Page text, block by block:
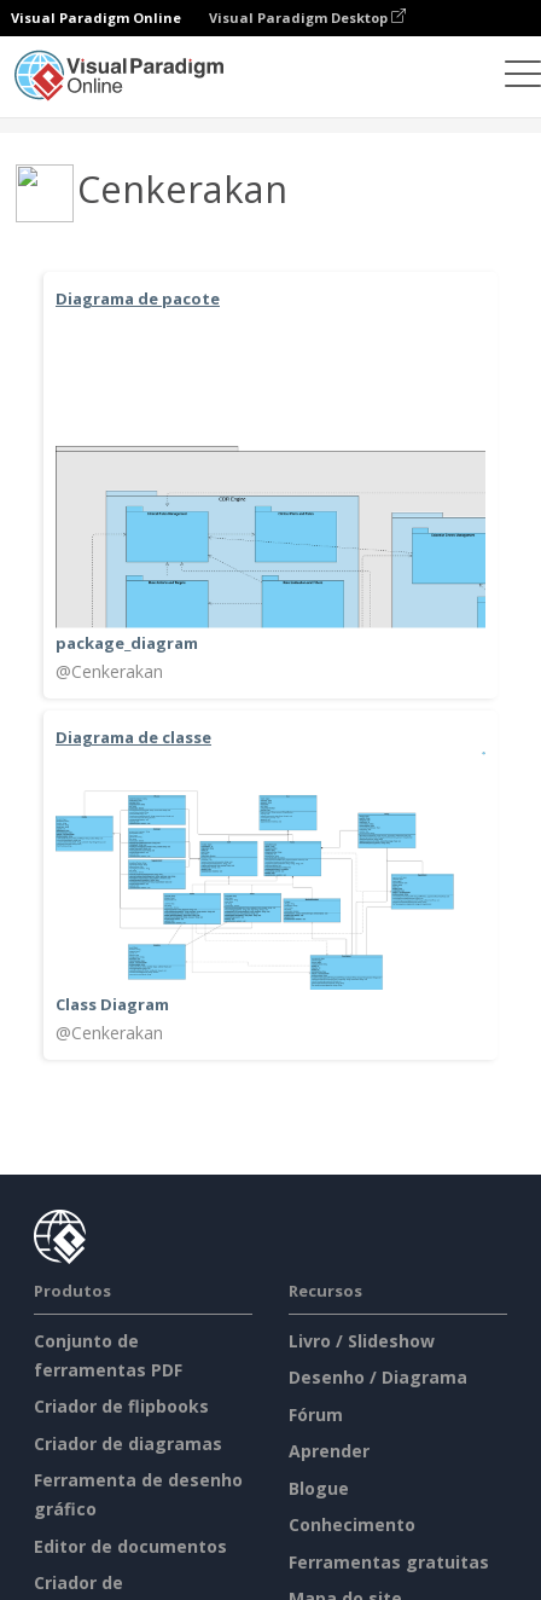
Visual Paradigm Online Visual Paradigm Desktop
Cenkerakan
Diagrama de pacote
package_diagram
@Cenkerakan
Diagrama de classe
Class Diagram
@Cenkerakan
Produtos
Conjunto de
ferramentas PDF
Criador de flipbooks
Criador de diagramas
Ferramenta de desenho
gráfico
Editor de documentos
Criador de
Recursos
Livro / Slideshow
Desenho / Diagrama
Fórum
Aprender
Blogue
Conhecimento
Ferramentas gratuitas